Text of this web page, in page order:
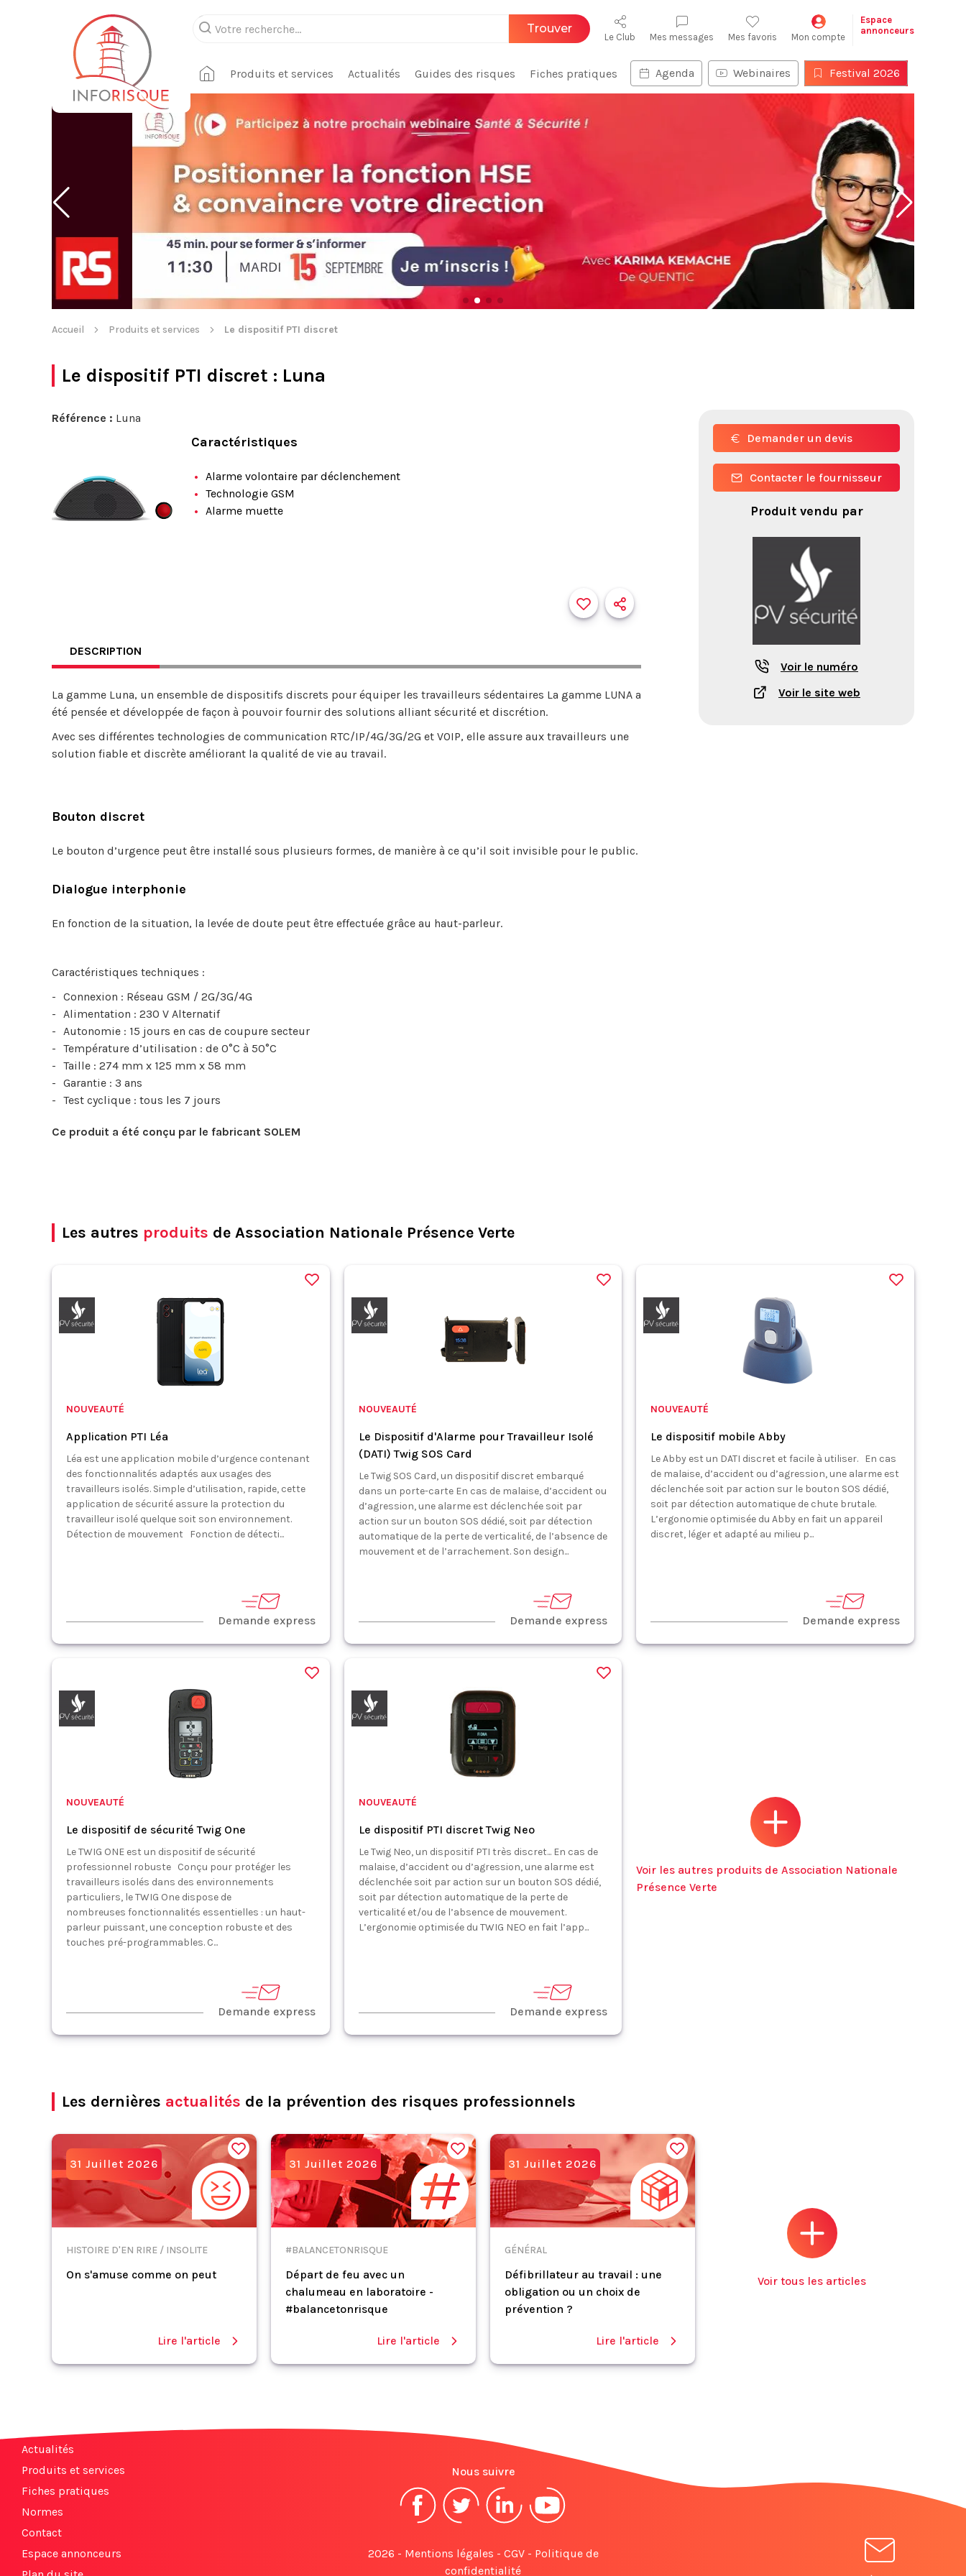
Trouver
Le Club Mes messages Mes favoris Mon compte
Espace
annonceurs
Produits et services Actualités Guides des risques Fiches pratiques Agenda Webinaires Festival 2026
Accueil Produits et services Le dispositif PTI discret
Le dispositif PTI discret : Luna
Référence : Luna
Caractéristiques
Alarme volontaire par déclenchement
Technologie GSM
Alarme muette
DESCRIPTION
La gamme Luna, un ensemble de dispositifs discrets pour équiper les travailleurs sédentaires La gamme LUNA a
été pensée et développée de façon à pouvoir fournir des solutions alliant sécurité et discrétion.
Avec ses différentes technologies de communication RTC/IP/4G/3G/2G et VOIP, elle assure aux travailleurs une
solution fiable et discrète améliorant la qualité de vie au travail.
Bouton discret
Le bouton d’urgence peut être installé sous plusieurs formes, de manière à ce qu’il soit invisible pour le public.
Dialogue interphonie
En fonction de la situation, la levée de doute peut être effectuée grâce au haut-parleur.
Caractéristiques techniques :
Connexion : Réseau GSM / 2G/3G/4G
Alimentation : 230 V Alternatif
Autonomie : 15 jours en cas de coupure secteur
Température d’utilisation : de 0°C à 50°C
Taille : 274 mm x 125 mm x 58 mm
Garantie : 3 ans
Test cyclique : tous les 7 jours
Ce produit a été conçu par le fabricant SOLEM
Demander un devis
Contacter le fournisseur
Produit vendu par
Voir le numéro
Voir le site web
Les autres produits de Association Nationale Présence Verte
NOUVEAUTÉ
Application PTI Léa
Léa est une application mobile d’urgence contenant
des fonctionnalités adaptés aux usages des
travailleurs isolés. Simple d’utilisation, rapide, cette
application de sécurité assure la protection du
travailleur isolé quelque soit son environnement.
Détection de mouvement Fonction de détecti...
Demande express
NOUVEAUTÉ
Le Dispositif d'Alarme pour Travailleur Isolé
(DATI) Twig SOS Card
Le Twig SOS Card, un dispositif discret embarqué
dans un porte-carte En cas de malaise, d’accident ou
d’agression, une alarme est déclenchée soit par
action sur un bouton SOS dédié, soit par détection
automatique de la perte de verticalité, de l’absence de
mouvement et de l’arrachement. Son design...
Demande express
NOUVEAUTÉ
Le dispositif mobile Abby
Le Abby est un DATI discret et facile à utiliser. En cas
de malaise, d’accident ou d’agression, une alarme est
déclenchée soit par action sur le bouton SOS dédié,
soit par détection automatique de chute brutale.
L’ergonomie optimisée du Abby en fait un appareil
discret, léger et adapté au milieu p...
Demande express
NOUVEAUTÉ
Le dispositif de sécurité Twig One
Le TWIG ONE est un dispositif de sécurité
professionnel robuste Conçu pour protéger les
travailleurs isolés dans des environnements
particuliers, le TWIG One dispose de
nombreuses fonctionnalités essentielles : un haut-
parleur puissant, une conception robuste et des
touches pré-programmables. C...
Demande express
NOUVEAUTÉ
Le dispositif PTI discret Twig Neo
Le Twig Neo, un dispositif PTI très discret... En cas de
malaise, d’accident ou d’agression, une alarme est
déclenchée soit par action sur un bouton SOS dédié,
soit par détection automatique de la perte de
verticalité et/ou de l’absence de mouvement.
L’ergonomie optimisée du TWIG NEO en fait l’app...
Demande express
Voir les autres produits de Association Nationale
Présence Verte
Les dernières actualités de la prévention des risques professionnels
31 Juillet 2026
HISTOIRE D'EN RIRE / INSOLITE
On s'amuse comme on peut
Lire l'article
31 Juillet 2026
#BALANCETONRISQUE
Départ de feu avec un
chalumeau en laboratoire -
#balancetonrisque
Lire l'article
31 Juillet 2026
GÉNÉRAL
Défibrillateur au travail : une
obligation ou un choix de
prévention ?
Lire l'article
Voir tous les articles
Actualités
Produits et services
Fiches pratiques
Normes
Contact
Espace annonceurs
Nous suivre
2026 - Mentions légales - CGV- Politique de
confidentialité